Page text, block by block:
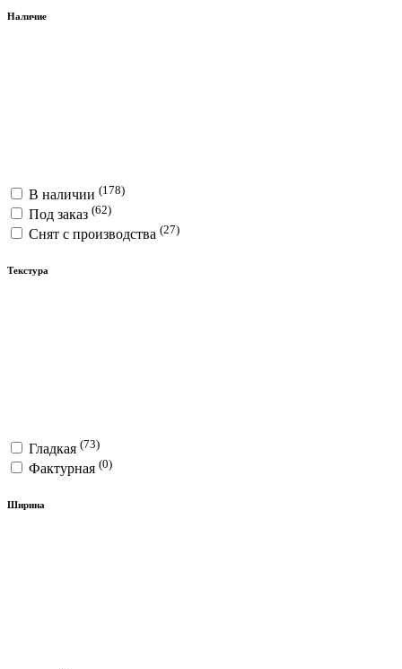
Наличие
В наличии (178)
Под заказ (62)
Снят с производства (27)
Текстура
Гладкая (73)
Фактурная (0)
Ширина